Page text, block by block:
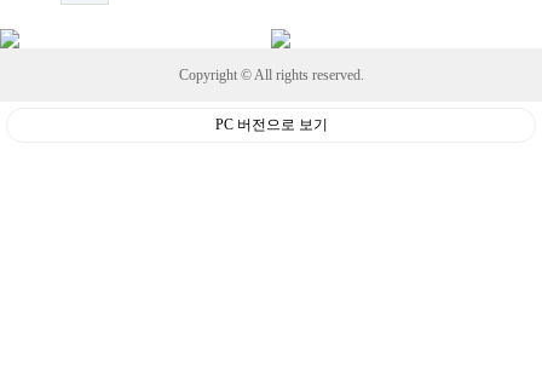
Copyright © All rights reserved.
PC 버전으로 보기